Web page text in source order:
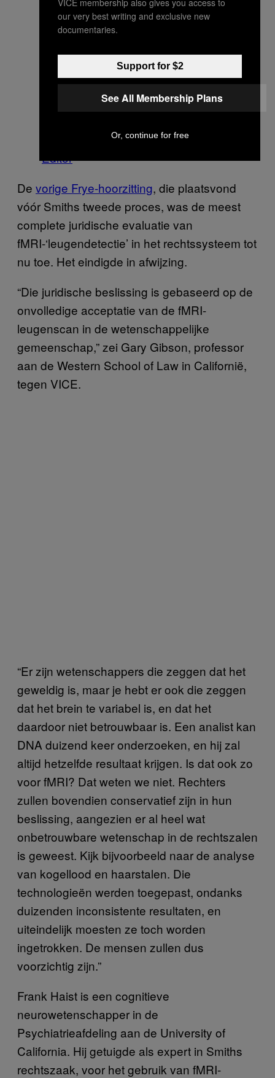
Foto via Flickr-gebruikerImage
Editor
De vorige Frye-hoorzitting, die plaatsvond
vóór Smiths tweede proces, was de meest
complete juridische evaluatie van
fMRI-‘leugendetectie’ in het rechtssysteem tot
nu toe. Het eindigde in afwijzing.
“Die juridische beslissing is gebaseerd op de
onvolledige acceptatie van de fMRI-
leugenscan in de wetenschappelijke
gemeenschap,” zei Gary Gibson, professor
aan de Western School of Law in Californië,
tegen VICE.
“Er zijn wetenschappers die zeggen dat het
geweldig is, maar je hebt er ook die zeggen
dat het brein te variabel is, en dat het
daardoor niet betrouwbaar is. Een analist kan
DNA duizend keer onderzoeken, en hij zal
altijd hetzelfde resultaat krijgen. Is dat ook zo
voor fMRI? Dat weten we niet. Rechters
zullen bovendien conservatief zijn in hun
beslissing, aangezien er al heel wat
onbetrouwbare wetenschap in de rechtszalen
is geweest. Kijk bijvoorbeeld naar de analyse
van kogellood en haarstalen. Die
technologieën werden toegepast, ondanks
duizenden inconsistente resultaten, en
uiteindelijk moesten ze toch worden
ingetrokken. De mensen zullen dus
voorzichtig zijn.”
Frank Haist is een cognitieve
neurowetenschapper in de
Psychiatrieafdeling aan de University of
California. Hij getuigde als expert in Smiths
rechtszaak, voor het gebruik van fMRI-
our very best writing and exclusive new
documentaries.
Support for $2
See All Membership Plans
Or, continue for free